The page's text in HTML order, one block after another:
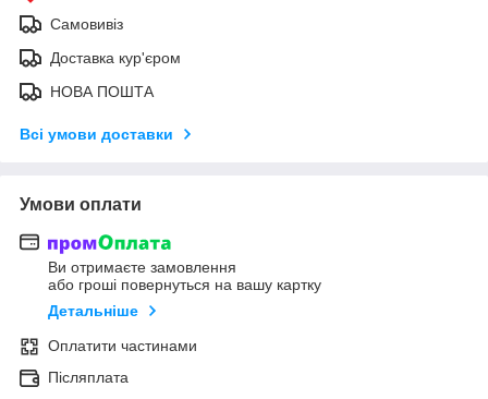
Самовивіз
Доставка кур'єром
НОВА ПОШТА
Всі умови доставки
Умови оплати
Ви отримаєте замовлення
або гроші повернуться на вашу картку
Детальніше
Оплатити частинами
Післяплата